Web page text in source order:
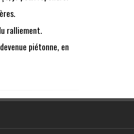
ralliement.
piétonne, en